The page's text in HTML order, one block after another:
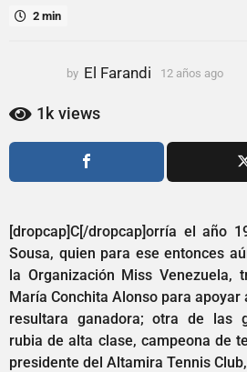
a
a
ñ
g
o
2 min
by El Farandi 12 años ago
o
1k views
[dropcap]C[/dropcap]orría el año
Sousa, quien para ese entonces
la Organización Miss Venezuela,
María Conchita Alonso para apoyar
resultara ganadora; otra de las
rubia de alta clase, campeona de
presidente del Altamira Tennis